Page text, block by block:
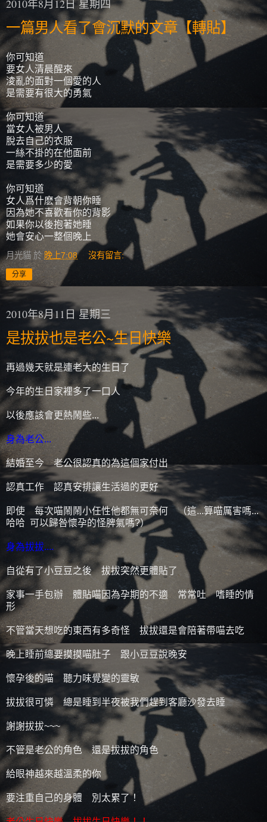
2010年8月12日 星期四
一篇男人看了會沉默的文章【轉貼】
你可知道
要女人清晨醒來
淩亂的面對一個愛的人
是需要有很大的勇氣
你可知道
當女人被男人
脫去自己的衣服
一絲不掛的在他面前
是需要多少的愛
你可知道
女人爲什麽會背朝你睡
因為她不喜歡看你的背影
如果你以後抱著她睡
她會安心一整個晚上
月光貓 於 晚上7:08 沒有留言:
分享
2010年8月11日 星期三
是拔拔也是老公~生日快樂
再過幾天就是連老大的生日了
今年的生日家裡多了一口人
以後應該會更熱鬧些...
身為老公...
結婚至今 老公很認真的為這個家付出
認真工作 認真安排讓生活過的更好
即使 每次喵鬧鬧小任性他都無可奈何 （這...算喵厲害嗎...
哈哈 可以歸咎懷孕的怪脾氣嗎?）
身為拔拔....
自從有了小豆豆之後 拔拔突然更體貼了
家事一手包辦 體貼喵因為孕期的不適 常常吐 嗜睡的情
形
不管當天想吃的東西有多奇怪 拔拔還是會陪著帶喵去吃
晚上睡前總要摸摸喵肚子 跟小豆豆說晚安
懷孕後的喵 聽力味覺變的靈敏
拔拔很可憐 總是睡到半夜被我們趕到客廳沙發去睡
謝謝拔拔~~~
不管是老公的角色 還是拔拔的角色
給眼神越來越溫柔的你
要注重自己的身體 別太累了！